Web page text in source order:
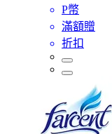
P幣
滿額贈
折扣